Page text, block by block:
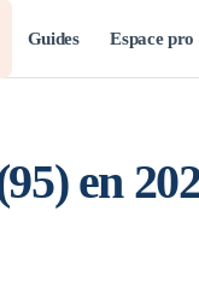
Guides Espace pro
95) en